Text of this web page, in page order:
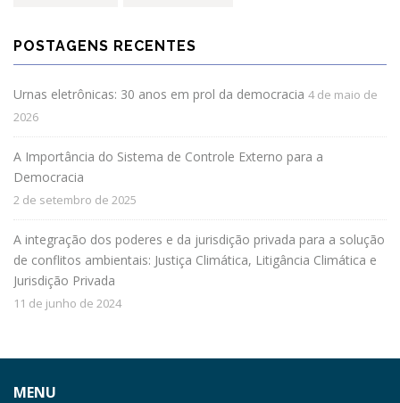
POSTAGENS RECENTES
Urnas eletrônicas: 30 anos em prol da democracia 4 de maio de
2026
A Importância do Sistema de Controle Externo para a
Democracia
2 de setembro de 2025
A integração dos poderes e da jurisdição privada para a solução
de conflitos ambientais: Justiça Climática, Litigância Climática e
Jurisdição Privada
11 de junho de 2024
MENU